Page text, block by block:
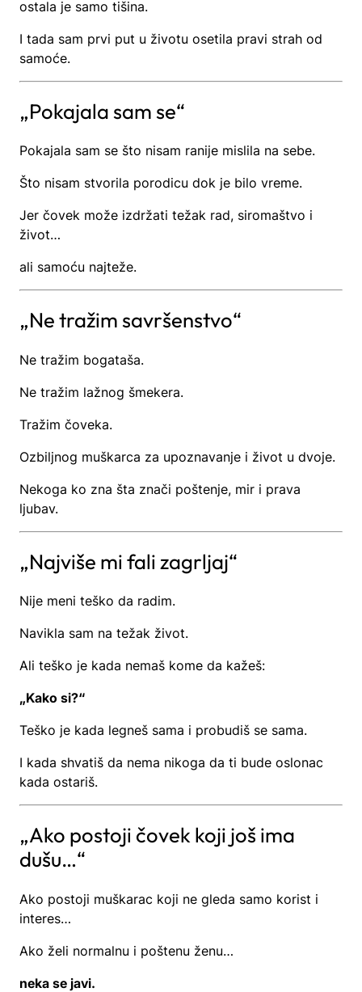
ostala je samo tišina.
I tada sam prvi put u životu osetila pravi strah od
samoće.
„Pokajala sam se“
Pokajala sam se što nisam ranije mislila na sebe.
Što nisam stvorila porodicu dok je bilo vreme.
Jer čovek može izdržati težak rad, siromaštvo i
život…
ali samoću najteže.
„Ne tražim savršenstvo“
Ne tražim bogataša.
Ne tražim lažnog šmekera.
Tražim čoveka.
Ozbiljnog muškarca za upoznavanje i život u dvoje.
Nekoga ko zna šta znači poštenje, mir i prava
ljubav.
„Najviše mi fali zagrljaj“
Nije meni teško da radim.
Navikla sam na težak život.
Ali teško je kada nemaš kome da kažeš:
„Kako si?“
Teško je kada legneš sama i probudiš se sama.
I kada shvatiš da nema nikoga da ti bude oslonac
kada ostariš.
„Ako postoji čovek koji još ima
dušu…“
Ako postoji muškarac koji ne gleda samo korist i
interes…
Ako želi normalnu i poštenu ženu…
neka se javi.